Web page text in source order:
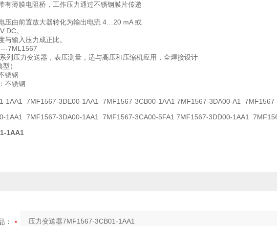
有薄膜电阻桥，工作压力通过不锈钢膜片传递
压由前置放大器转化为输出电流 4…20 mA 或
DC。
与输入压力成正比。
7ML1567
列压力变送器，表压测量，适与高压和压缩机应用，全焊接设计
）
锈钢
不锈钢
1AA1 7MF1567-3DE00-1AA1 7MF1567-3CB00-1AA1 7MF1567-3DA00-A1
1AA1
7MF1567-3DA00-1AA1 7MF1567-3CA00-5FA1 7MF1567-3DD00-1AA1
1AA1
：